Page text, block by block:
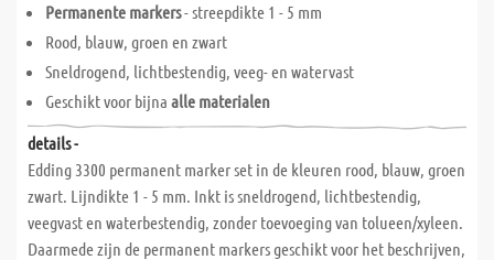
Permanente markers- streepdikte 1 - 5 mm
Rood, blauw, groen en zwart
Sneldrogend, lichtbestendig, veeg- en watervast
Geschikt voor bijna alle materialen
details -
Edding 3300 permanent marker set in de kleuren rood, blauw, groen
zwart. Lijndikte 1 - 5 mm. Inkt is sneldrogend, lichtbestendig,
veegvast en waterbestendig, zonder toevoeging van tolueen/xyleen.
Daarmede zijn de permanent markers geschikt voor het beschrijven,